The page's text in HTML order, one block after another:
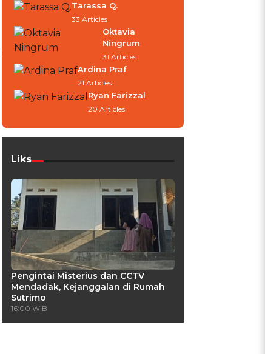
Tarassa Q.
33 Articles
Oktavia
Ningrum
31 Articles
Ardina Praf
21 Articles
Ryan Farizzal
20 Articles
Liks
Pengintai Misterius dan CCTV
Mendadak, Kejanggalan di Rumah
Sutrimo
16:00 WIB